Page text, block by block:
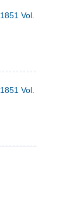
Vol. 2 Nr. 6
Vol. 1 Nr. 6